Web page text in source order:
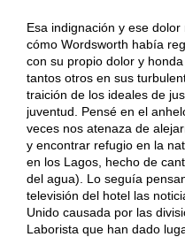
Esa indignación y ese
cómo Wordsworth había
con su propio dolor y
tantos otros en sus
traición de los ideales de
juventud. Pensé en el
veces nos atenaza de
y encontrar refugio en la
en los Lagos, hecho de
del agua). Lo seguía
televisión del hotel las
Unido causada por las
Laborista que han dado